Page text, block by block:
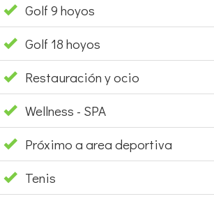
Golf 9 hoyos
Golf 18 hoyos
Restauración y ocio
Wellness - SPA
Próximo a area deportiva
Tenis